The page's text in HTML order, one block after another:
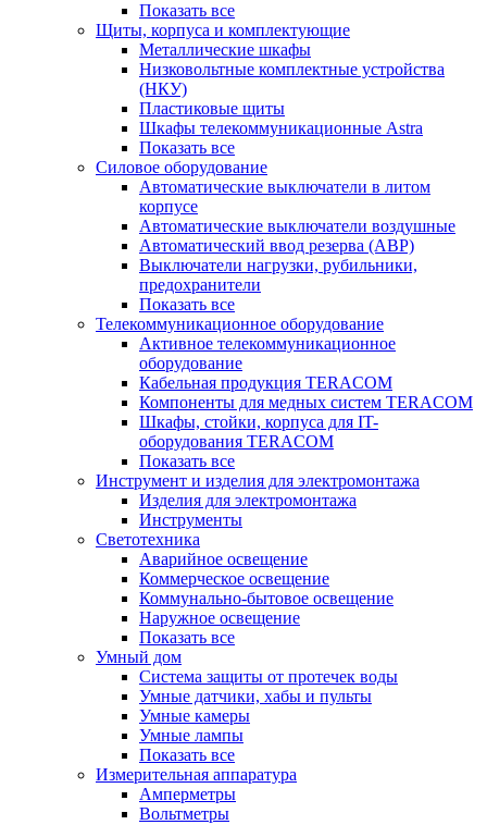
Показать все
Щиты, корпуса и комплектующие
Металлические шкафы
Низковольтные комплектные устройства
(НКУ)
Пластиковые щиты
Шкафы телекоммуникационные Astra
Показать все
Силовое оборудование
Автоматические выключатели в литом
корпусе
Автоматические выключатели воздушные
Автоматический ввод резерва (АВР)
Выключатели нагрузки, рубильники,
предохранители
Показать все
Телекоммуникационное оборудование
Активное телекоммуникационное
оборудование
Кабельная продукция TERACOM
Компоненты для медных систем TERACOM
Шкафы, стойки, корпуса для IT-
оборудования TERACOM
Показать все
Инструмент и изделия для электромонтажа
Изделия для электромонтажа
Инструменты
Светотехника
Аварийное освещение
Коммерческое освещение
Коммунально-бытовое освещение
Наружное освещение
Показать все
Умный дом
Система защиты от протечек воды
Умные датчики, хабы и пульты
Умные камеры
Умные лампы
Показать все
Измерительная аппаратура
Амперметры
Вольтметры